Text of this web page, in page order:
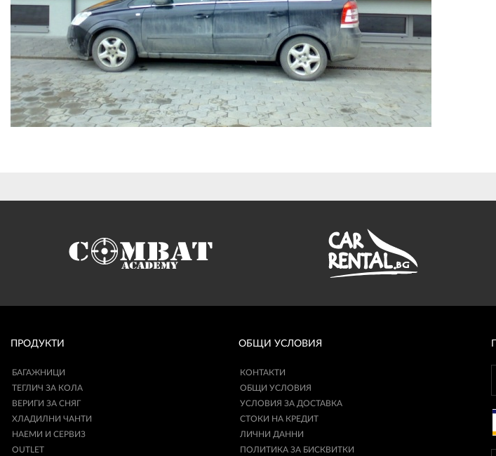
ПРОДУКТИ
БАГАЖНИЦИ
ТЕГЛИЧ ЗА КОЛА
ВЕРИГИ ЗА СНЯГ
ХЛАДИЛНИ ЧАНТИ
НАЕМИ И СЕРВИЗ
OUTLET
ОБЩИ УСЛОВИЯ
КОНТАКТИ
ОБЩИ УСЛОВИЯ
УСЛОВИЯ ЗА ДОСТАВКА
СТОКИ НА КРЕДИТ
ЛИЧНИ ДАННИ
ПОЛИТИКА ЗА БИСКВИТКИ